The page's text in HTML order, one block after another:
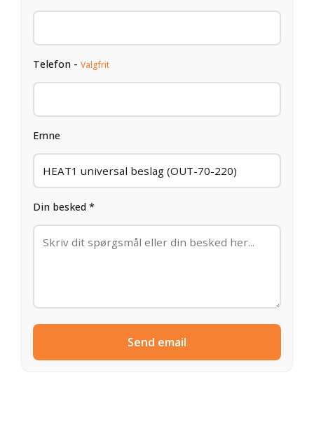
Telefon - Valgfrit
Emne
Din besked *
Send email